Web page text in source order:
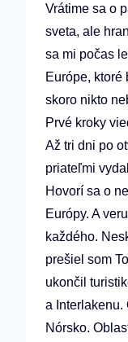
Vrátime sa o
sveta, ale
sa mi počas
Európe, ktoré
skoro nikto
Prvé kroky
Až tri dni po
priateľmi
Hovorí sa o
Európy. A
každého.
prešiel som
ukončil
a Interlakenu.
Nórsko.